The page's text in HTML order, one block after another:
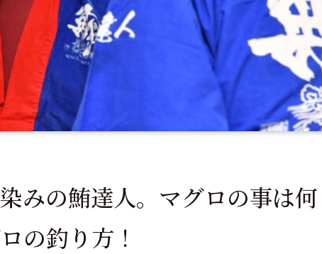
みの鮪達人。マグロの事は何
の釣り方！